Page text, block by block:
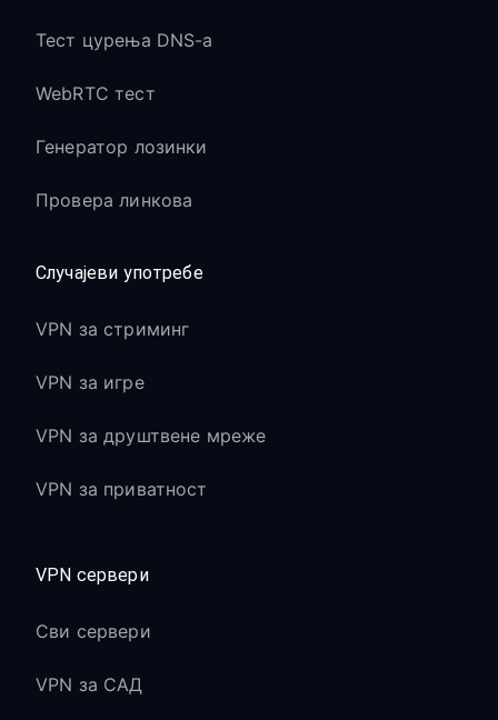
Тест цурења DNS-а
WebRTC тест
Генератор лозинки
Провера линкова
Случајеви употребе
VPN за стриминг
VPN за игре
VPN за друштвене мреже
VPN за приватност
VPN сервери
Сви сервери
VPN за САД